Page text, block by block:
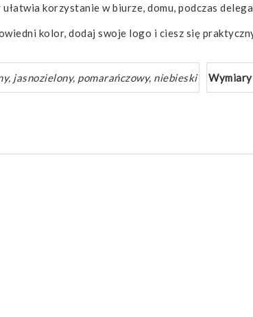
korzystanie w biurze, domu, podczas
kolor, dodaj swoje logo i ciesz się
jasnozielony, pomarańczowy, niebieski Wymiary